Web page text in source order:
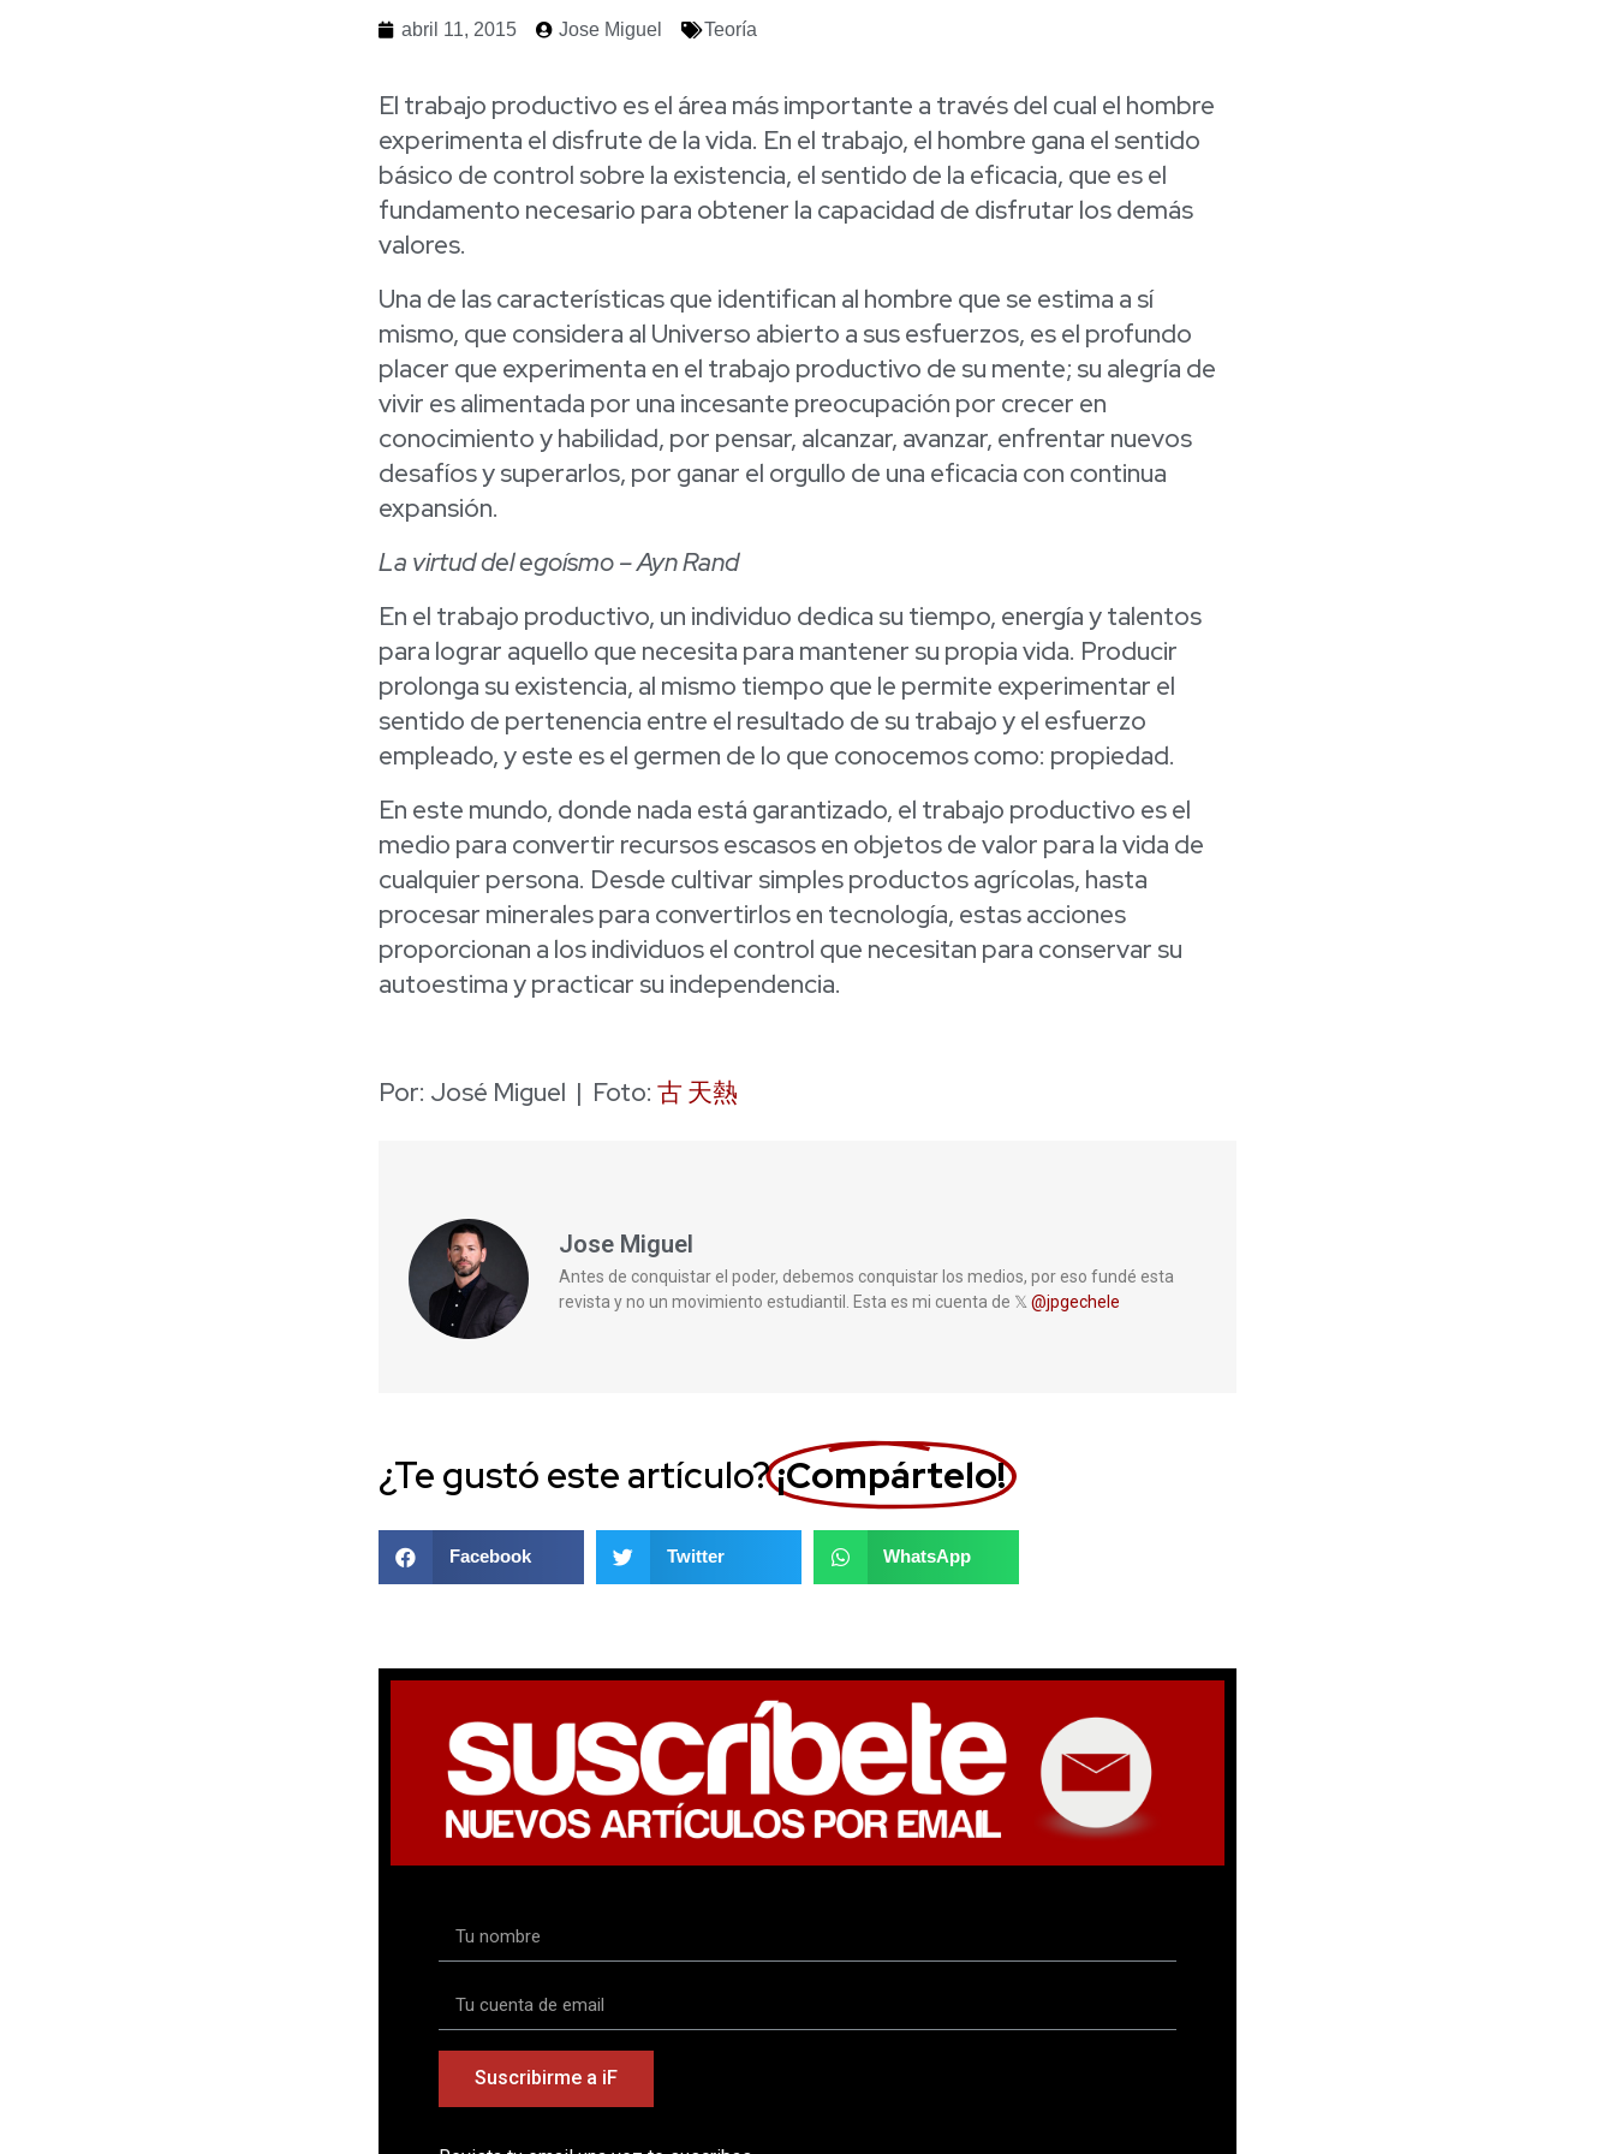
abril 11, 2015 Jose Miguel Teoría
El trabajo productivo es el área más importante a través del cual el hombre
experimenta el disfrute de la vida. En el trabajo, el hombre gana el sentido
básico de control sobre la existencia, el sentido de la eficacia, que es el
fundamento necesario para obtener la capacidad de disfrutar los demás
valores.
Una de las características que identifican al hombre que se estima a sí
mismo, que considera al Universo abierto a sus esfuerzos, es el profundo
placer que experimenta en el trabajo productivo de su mente; su alegría de
vivir es alimentada por una incesante preocupación por crecer en
conocimiento y habilidad, por pensar, alcanzar, avanzar, enfrentar nuevos
desafíos y superarlos, por ganar el orgullo de una eficacia con continua
expansión.
La virtud del egoísmo – Ayn Rand
En el trabajo productivo, un individuo dedica su tiempo, energía y talentos
para lograr aquello que necesita para mantener su propia vida. Producir
prolonga su existencia, al mismo tiempo que le permite experimentar el
sentido de pertenencia entre el resultado de su trabajo y el esfuerzo
empleado, y este es el germen de lo que conocemos como: propiedad.
En este mundo, donde nada está garantizado, el trabajo productivo es el
medio para convertir recursos escasos en objetos de valor para la vida de
cualquier persona. Desde cultivar simples productos agrícolas, hasta
procesar minerales para convertirlos en tecnología, estas acciones
proporcionan a los individuos el control que necesitan para conservar su
autoestima y practicar su independencia.
Por: José Miguel | Foto:古 天熱
Jose Miguel
Antes de conquistar el poder, debemos conquistar los medios, por eso fundé esta
revista y no un movimiento estudiantil. Esta es mi cuenta de 𝕏@jpgechele
¿Te gustó este artículo?¡Compártelo!
Facebook Twitter WhatsApp
Suscribirme a iF